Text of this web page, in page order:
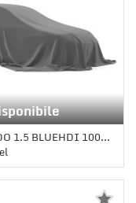
BLUEHDI 100CV PL-SL-TN
• Bianco